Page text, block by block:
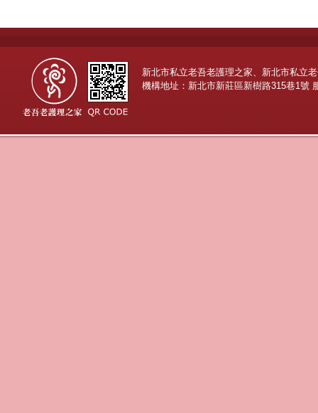
新北市私立老吾老護理之家、新北市私立
機構地址：新北市新莊區新樹路315巷1號